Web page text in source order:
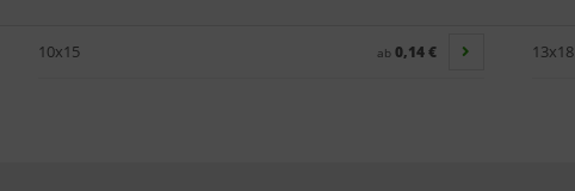
10x15 ab 0,14 € 13x18